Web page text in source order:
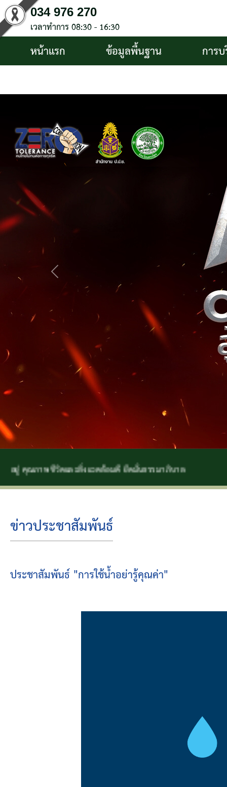
034 976 270
เวลาทำการ 08:30 - 16:30
หน้าแรก ข้อมูลพื้นฐาน
การ
Previous
าพชีวิตและสิ่งแวดล้อมดี ยึดมั่นธรรมาภิบาล
ข่าวประชาสัมพันธ์
ประชาสัมพันธ์ "การใช้น้ำอย่ารู้คุณค่า"